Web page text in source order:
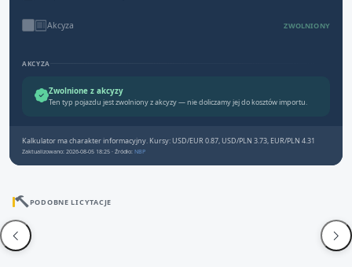
Akcyza ZWOLNIONY
AKCYZA
Zwolnione z akcyzy
Ten typ pojazdu jest zwolniony z akcyzy — nie doliczamy jej do kosztów importu.
Kalkulator ma charakter informacyjny. Kursy: USD/EUR 0.87, USD/PLN 3.73, EUR/PLN 4.31
Zaktualizowano: 2026-08-05 18:25 · Źródło: NBP
PODOBNE LICYTACJE